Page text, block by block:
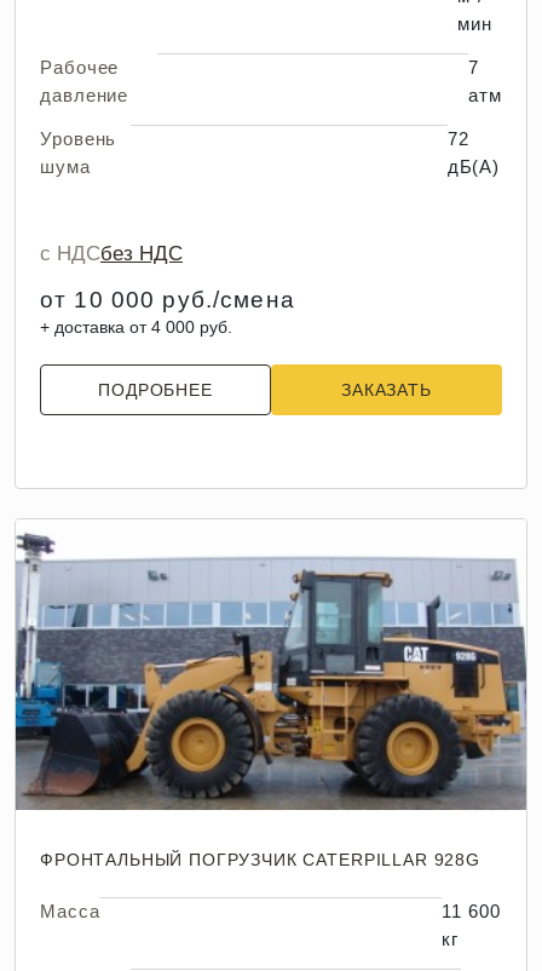
мин
Рабочее
давление
7
атм
Уровень
шума
72
дБ(А)
с НДСбез НДС
от 10 000 руб./смена
+ доставка от 4 000 руб.
ПОДРОБНЕЕ ЗАКАЗАТЬ
ФРОНТАЛЬНЫЙ ПОГРУЗЧИК CATERPILLAR 928G
Масса
11 600
кг